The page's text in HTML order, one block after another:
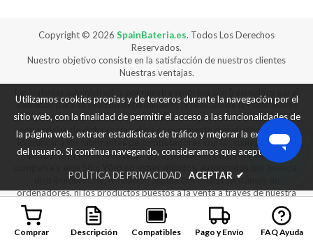
Comprar Descripción Compatibles Pago y Envío FAQ Ayuda
Copyright © 2026 SpainBateria.es. Todos Los Derechos
Reservados.
Nuestro objetivo consiste en la satisfacción de nuestros clientes
Nuestras ventajas.
vendidos para su uso con determinados productos de los fabricantes
de ordenadores, y cualquier referencia a productos o marcas
comerciales de dichas compañías es puramente con el propósito de
identificar a los fabricantes de computadoras con las cuales nuestros
productos [son el reemplazo para] puede ser utilizado. Nuestra
distribuidores de, ni relación alguna con estos fabricantes de
ordenadores, ni los productos puestos a la venta a través de nuestra
web son fabricados ni vendidos con la autorización de los fabricantes
de los equipos con los que nuestros productos [son reemplazo para]
se puede utilizar.
Utilizamos cookies propias y de terceros durante la navegación por el
sitio web, con la finalidad de permitir el acceso a las funcionalidades de
la página web, extraer estadísticas de tráfico y mejorar la experiencia
del usuario. Si continua navegando, consideramos que acepta su uso.
POLÍTICA DE PRIVACIDAD ACEPTAR ✔